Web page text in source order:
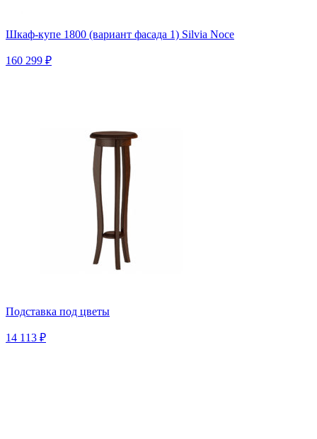
Шкаф-купе 1800 (вариант фасада 1) Silvia Noce
160 299 ₽
Подставка под цветы
14 113 ₽